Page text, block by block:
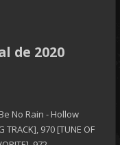
de 2020
No Rain - Hollow
TRACK], 970 [TUNE OF